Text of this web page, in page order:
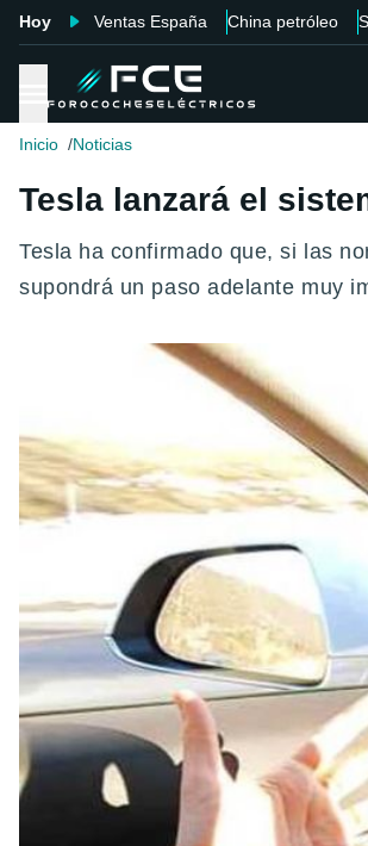
Hoy Ventas España China petróleo
Inicio Noticias
Tesla lanzará el
Tesla ha confirmado que, si las
supondrá un paso adelante muy